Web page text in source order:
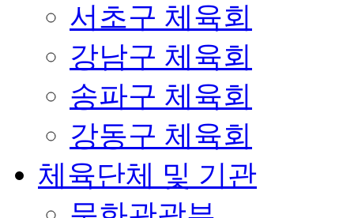
서초구 체육회
강남구 체육회
송파구 체육회
강동구 체육회
체육단체 및 기관